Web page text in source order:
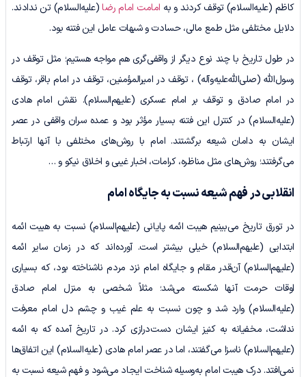
کاظم (علیه‌السلام) توقف کردند و به امامت امام رضا(علیه‌السلام) تن ندادند.
دلایل مختلفی مثل طمع مالی، حسادت و شبهات عامل این فتنه بود.
در طول تاریخ با چند نوع دیگر از واقفی‌گری هم مواجه هستیم؛ مثل توقف در
رسول‌الله (صلی‌الله‌علیه‌وآله) ، توقف در امیرالمؤمنین، توقف در امام باقر، توقف
در امام صادق و توقف بر امام عسکری (علیهم‌السلام). نقش امام هادی
(علیه‌السلام) در کنترل این فتنه بسیار مؤثر بود و عمده سران واقفی در عصر
ایشان به دامان شیعه برگشتند. امام با روش‌های مختلفی با آنها ارتباط
می‌گرفتند؛ روش‌های مثل مناظره، کرامات، اخبار غیبی و اخلاق نیکو و …
انقلابی در فهم شیعه نسبت به جایگاه امام
در تورق تاریخ می‌بینیم هیبت ائمه پایانی (علیهم‌السلام) نسبت به هیبت ائمه
ابتدایی (علیهم‌السلام) خیلی بیشتر است. آورده‌اند که در زمان سایر ائمه
(علیهم‌السلام) آن‌قدر مقام و جایگاه امام نزد مردم ناشناخته بود، که بسیاری
اوقات حرمت آنها شکسته می‌شد؛ مثلاً شخصی به منزل امام صادق
(علیه‌السلام) وارد شد و چون نسبت به علم ‌غیب و چشم‌ دل امام معرفت
نداشت، مخفیانه به کنیز ایشان دست‌درازی کرد. در تاریخ آمده که به ائمه
(علیهم‌السلام) ناسزا می‌گفتند، اما در عصر امام هادی (علیه‌السلام) این اتفاق‌ها
نمی‌افتد. درک هیبت امام به‌وسیله شناخت ایجاد می‌شود و فهم شیعه نسبت به